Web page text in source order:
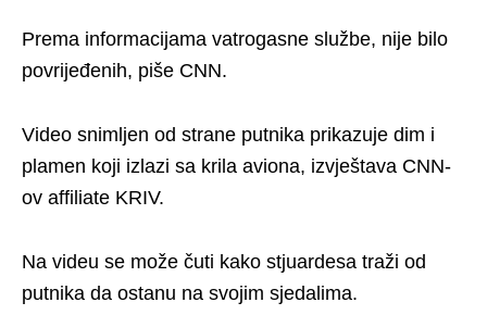
Prema informacijama vatrogasne službe, nije bilo
povrijeđenih, piše CNN.
Video snimljen od strane putnika prikazuje dim i
plamen koji izlazi sa krila aviona, izvještava CNN-
ov affiliate KRIV.
Na videu se može čuti kako stjuardesa traži od
putnika da ostanu na svojim sjedalima.